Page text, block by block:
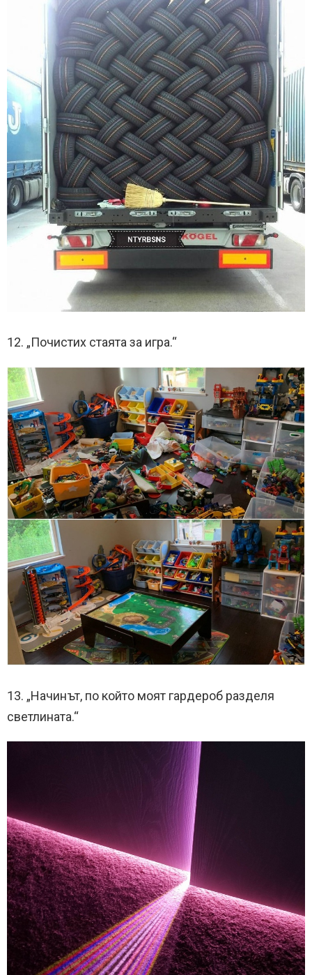
12. „Почистих стаята за игра.“
13. „Начинът, по който моят гардероб разделя
светлината.“